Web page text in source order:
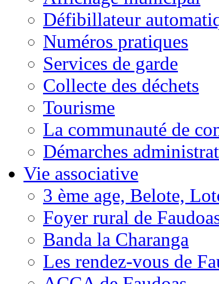
Défibillateur
Numéros pratiques
Services de garde
Collecte des déchets
Tourisme
La communauté de
Démarches
Vie associative
3 ème age, Belote,
Foyer rural de
Banda la Charanga
Les rendez-vous de